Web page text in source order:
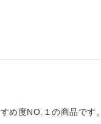
め度NO.１の商品です。